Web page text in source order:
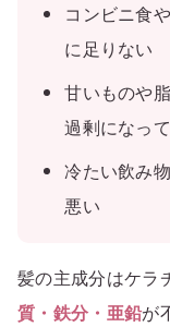
コンビニ食
に足りない
甘いものや
過剰になっ
冷たい飲み
悪い
髪の主成分はケラ
質・鉄分・亜鉛が